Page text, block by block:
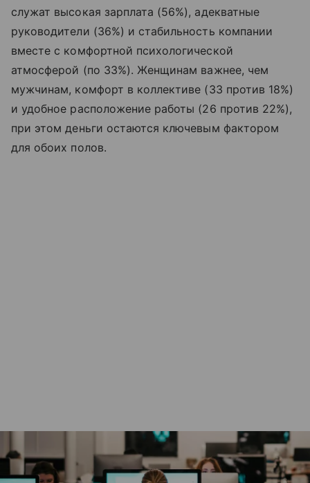
служат высокая зарплата (56%), адекватные
руководители (36%) и стабильность компании
вместе с комфортной психологической
атмосферой (по 33%). Женщинам важнее, чем
мужчинам, комфорт в коллективе (33 против 18%)
и удобное расположение работы (26 против 22%),
при этом деньги остаются ключевым фактором
для обоих полов.